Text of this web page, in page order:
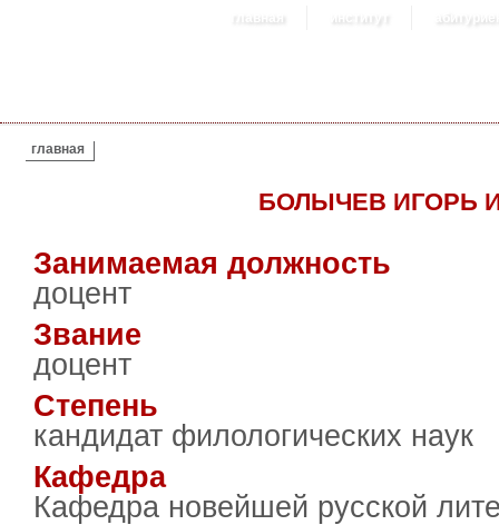
главная институт
ВЫ ЗДЕСЬ
главная
БОЛЫЧЕВ ИГОРЬ
Занимаемая должность
доцент
Звание
доцент
Степень
кандидат филологических наук
Кафедра
Кафедра новейшей русской